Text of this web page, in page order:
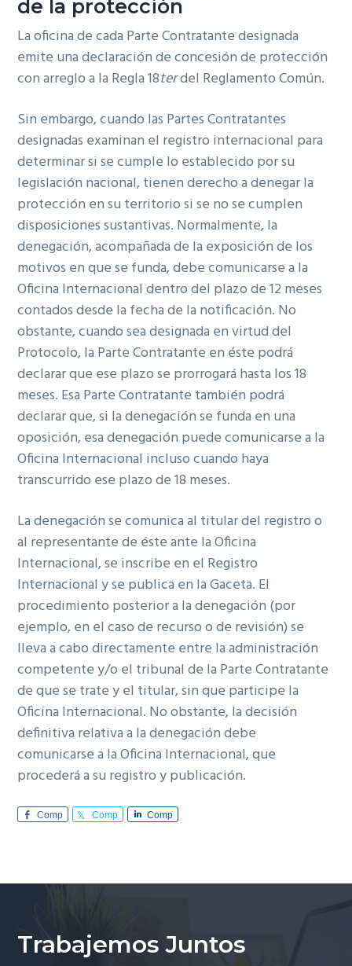
de la protección
La oficina de cada Parte Contratante designada
emite una declaración de concesión de protección
con arreglo a la Regla 18terdel Reglamento Común.
Sin embargo, cuando las Partes Contratantes
designadas examinan el registro internacional para
determinar si se cumple lo establecido por su
legislación nacional, tienen derecho a denegar la
protección en su territorio si se no se cumplen
disposiciones sustantivas. Normalmente, la
denegación, acompañada de la exposición de los
motivos en que se funda, debe comunicarse a la
Oficina Internacional dentro del plazo de 12 meses
contados desde la fecha de la notificación. No
obstante, cuando sea designada en virtud del
Protocolo, la Parte Contratante en éste podrá
declarar que ese plazo se prorrogará hasta los 18
meses. Esa Parte Contratante también podrá
declarar que, si la denegación se funda en una
oposición, esa denegación puede comunicarse a la
Oficina Internacional incluso cuando haya
transcurrido ese plazo de 18 meses.
La denegación se comunica al titular del registro o
al representante de éste ante la Oficina
Internacional, se inscribe en el Registro
Internacional y se publica en la Gaceta. El
procedimiento posterior a la denegación (por
ejemplo, en el caso de recurso o de revisión) se
lleva a cabo directamente entre la administración
competente y/o el tribunal de la Parte Contratante
de que se trate y el titular, sin que participe la
Oficina Internacional. No obstante, la decisión
definitiva relativa a la denegación debe
comunicarse a la Oficina Internacional, que
procederá a su registro y publicación.
Comp
Comp
Comp
Trabajemos Juntos